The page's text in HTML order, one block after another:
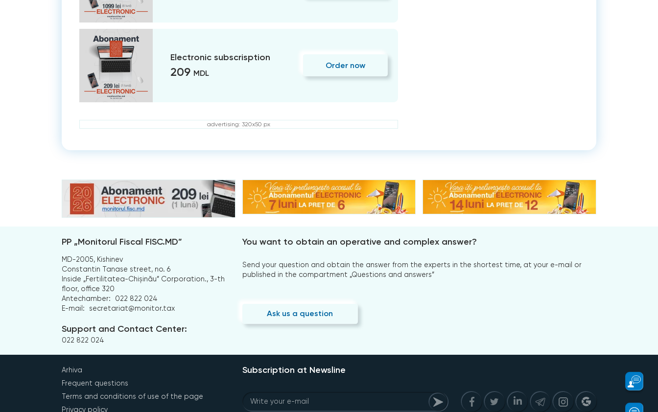
Electronic subscrisption
209 MDL
Order now
advertising: 320x50 px
PP „Monitorul Fiscal FISC.MD”
MD-2005, Kishinev
Constantin Tanase street, no. 6
Inside „Fertilitatea-Chișinău” Corporation., 3-th
floor, office 320
Antechamber:
022 822 024
E-mail:
secretariat@monitor.tax
Support and Contact Center:
022 822 024
You want to obtain an operative and complex answer?
Send your question and obtain the answer from the experts in the shortest time, at your e-mail or
published in the compartment „Questions and answers”
Ask us a question
Arhiva
Frequent questions
Terms and conditions of use of the page
Privacy policy
Subscription at Newsline